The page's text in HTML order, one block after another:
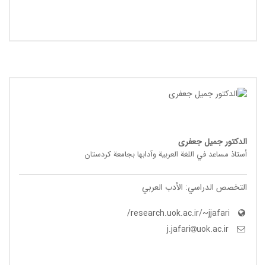
الدکتور جمیل جعفری
أستاذ مساعد في اللغة العربیة وآدابها بجامعة کردستان
التخصص الدراسي: الأدب العربي
research.uok.ac.ir/~jjafari/
uok.ac.ir